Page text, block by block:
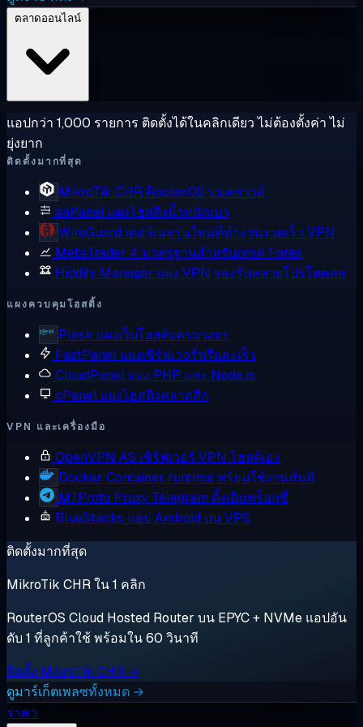
แอปกว่า 1,000 รายการ ติดตั้งได้ในคลิกเดียว ไม่ต้องตั้งค่า ไม่
ยุ่งยาก
ติดตั้งมากที่สุด
MikroTik CHR RouterOS บนคลาวด์
aaPanel แผงโฮสติงน้ำหนักเบา
WireGuard เคอร์เนลรุ่นใหม่ที่ทำงานรวดเร็ว VPN
MetaTrader 4 มาตรฐานสำหรับเทรด Forex
Hiddify Manager แผง VPN รองรับหลายโปรโตคอล
แผงควบคุมโฮสติ้ง
Plesk แผงเว็บโฮสติงครบวงจร
FastPanel แผงเซิร์ฟเวอร์ฟรีและเร็ว
CloudPanel แผง PHP และ Node.js
cPanel แผงโฮสติงคลาสสิก
VPN และเครื่องมือ
OpenVPN AS เซิร์ฟเวอร์ VPN โฮสต์เอง
Docker Container runtime พร้อมใช้งานทันที
MTProto Proxy Telegram ดั้งเดิมพร็อกซี่
BlueStacks แอป Android บน VPS
ติดตั้งมากที่สุด
MikroTik CHR ใน 1 คลิก
RouterOS Cloud Hosted Router บน EPYC + NVMe แอปอัน
ดับ 1 ที่ลูกค้าใช้ พร้อมใน 60 วินาที
ติดตั้ง MikroTik CHR →
ดูมาร์เก็ตเพลซทั้งหมด →
ราคา